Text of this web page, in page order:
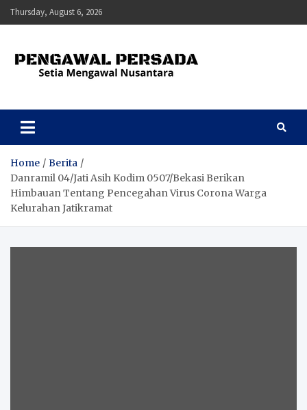
Skip
to
Thursday, August 6, 2026
Pengawal Persada
Home
Berita
Danramil 04/Jati Asih Kodim 0507/Bekasi Berikan
Himbauan Tentang Pencegahan Virus Corona Warga
Kelurahan Jatikramat